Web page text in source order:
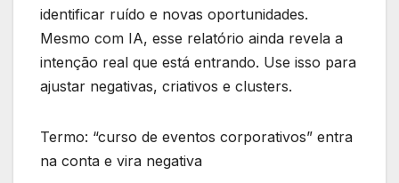
identificar ruído e novas oportunidades.
Mesmo com IA, esse relatório ainda revela a
intenção real que está entrando. Use isso para
ajustar negativas, criativos e clusters.
Termo: “curso de eventos corporativos” entra
na conta e vira negativa